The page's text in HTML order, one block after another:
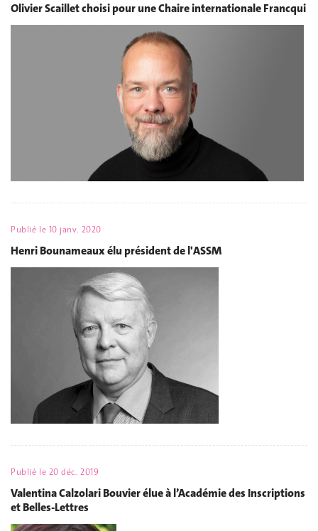
Olivier Scaillet choisi pour une Chaire internationale Francqui
Publié le 10 janv. 2020
Henri Bounameaux élu président de l'ASSM
Publié le 20 déc. 2019
Valentina Calzolari Bouvier élue à l’Académie des Inscriptions
et Belles-Lettres